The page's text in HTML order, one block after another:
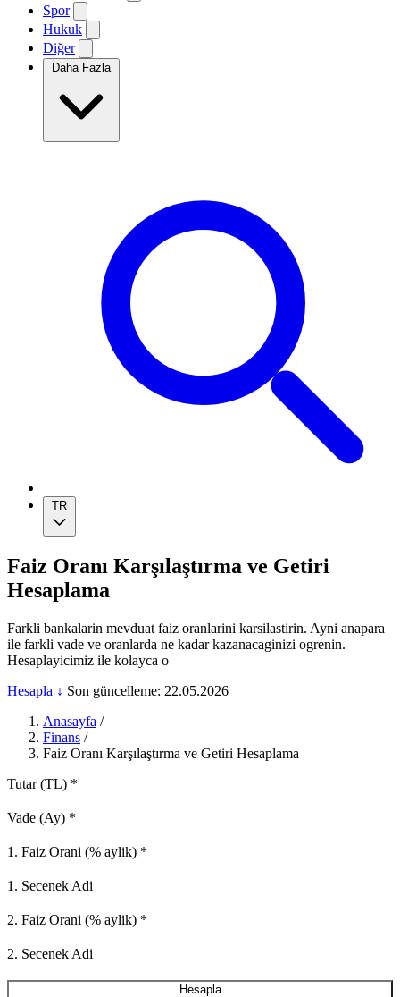
Spor
Hukuk
Diğer
Daha Fazla
TR
Faiz Oranı Karşılaştırma ve Getiri
Hesaplama
Farkli bankalarin mevduat faiz oranlarini karsilastirin. Ayni anapara
ile farkli vade ve oranlarda ne kadar kazanacaginizi ogrenin.
Hesaplayicimiz ile kolayca o
Hesapla ↓ Son güncelleme: 22.05.2026
Anasayfa /
Finans /
Faiz Oranı Karşılaştırma ve Getiri Hesaplama
Tutar (TL) *
Vade (Ay) *
1. Faiz Orani (% aylik) *
1. Secenek Adi
2. Faiz Orani (% aylik) *
2. Secenek Adi
Hesapla